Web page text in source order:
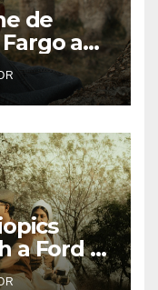
de
a
a Ford v